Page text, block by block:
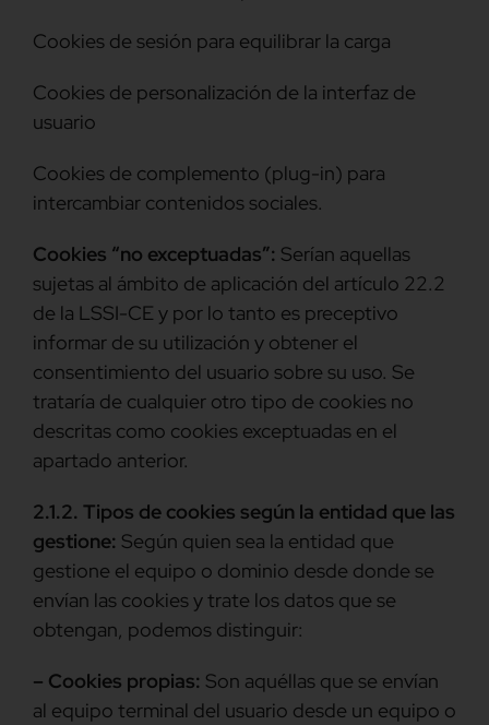
Cookies de sesión para equilibrar la carga
Cookies de personalización de la interfaz de
usuario
Cookies de complemento (plug-in) para
intercambiar contenidos sociales.
Cookies “no exceptuadas”: Serían aquellas
sujetas al ámbito de aplicación del artículo 22.2
de la LSSI-CE y por lo tanto es preceptivo
informar de su utilización y obtener el
consentimiento del usuario sobre su uso. Se
trataría de cualquier otro tipo de cookies no
descritas como cookies exceptuadas en el
apartado anterior.
2.1.2. Tipos de cookies según la entidad que las
gestione: Según quien sea la entidad que
gestione el equipo o dominio desde donde se
envían las cookies y trate los datos que se
obtengan, podemos distinguir:
– Cookies propias: Son aquéllas que se envían
al equipo terminal del usuario desde un equipo o